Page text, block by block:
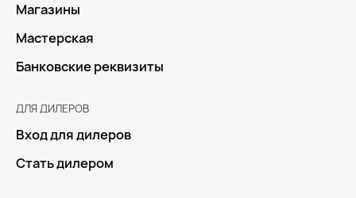
Магазины
Мастерская
Банковские реквизиты
ДЛЯ ДИЛЕРОВ
Вход для дилеров
Стать дилером